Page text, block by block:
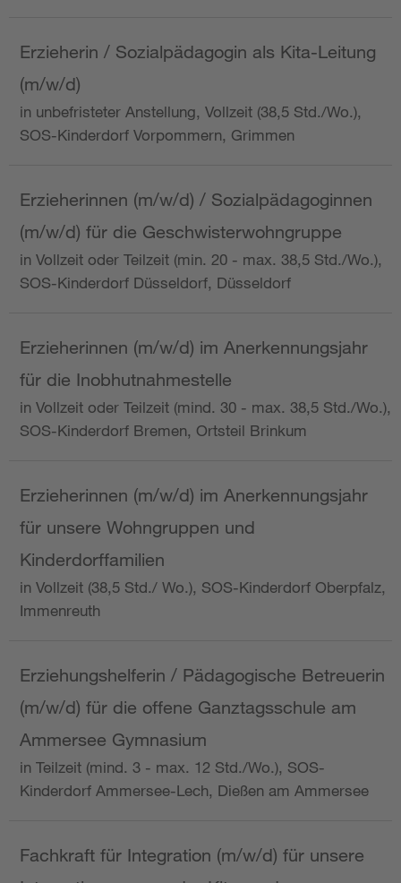
Erzieherin / Sozialpädagogin als Kita-Leitung
(m/w/d)
in unbefristeter Anstellung, Vollzeit (38,5 Std./Wo.),
SOS-Kinderdorf Vorpommern, Grimmen
Erzieherinnen (m/w/d) / Sozialpädagoginnen
(m/w/d) für die Geschwisterwohngruppe
in Vollzeit oder Teilzeit (min. 20 - max. 38,5 Std./Wo.),
SOS-Kinderdorf Düsseldorf, Düsseldorf
Erzieherinnen (m/w/d) im Anerkennungsjahr
für die Inobhutnahmestelle
in Vollzeit oder Teilzeit (mind. 30 - max. 38,5 Std./Wo.),
SOS-Kinderdorf Bremen, Ortsteil Brinkum
Erzieherinnen (m/w/d) im Anerkennungsjahr
für unsere Wohngruppen und
Kinderdorffamilien
in Vollzeit (38,5 Std./ Wo.), SOS-Kinderdorf Oberpfalz,
Immenreuth
Erziehungshelferin / Pädagogische Betreuerin
(m/w/d) für die offene Ganztagsschule am
Ammersee Gymnasium
in Teilzeit (mind. 3 - max. 12 Std./Wo.), SOS-
Kinderdorf Ammersee-Lech, Dießen am Ammersee
Fachkraft für Integration (m/w/d) für unsere